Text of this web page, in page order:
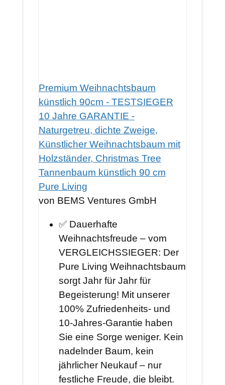
Premium Weihnachtsbaum
künstlich 90cm - TESTSIEGER
10 Jahre GARANTIE -
Naturgetreu, dichte Zweige,
Künstlicher Weihnachtsbaum mit
Holzständer, Christmas Tree
Tannenbaum künstlich 90 cm
Pure Living
von BEMS Ventures GmbH
✅ Dauerhafte
Weihnachtsfreude – vom
VERGLEICHSSIEGER: Der
Pure Living Weihnachtsbaum
sorgt Jahr für Jahr für
Begeisterung! Mit unserer
100% Zufriedenheits- und
10-Jahres-Garantie haben
Sie eine Sorge weniger. Kein
nadelnder Baum, kein
jährlicher Neukauf – nur
festliche Freude, die bleibt.